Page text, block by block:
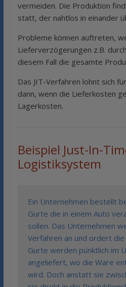
vermeiden. Die Produktion
statt, der nahtlos in einander
Probleme können auftreten,
Lieferverzögerungen z.B.
diesem Fall die gesamte
Das JIT-Verfahren lohnt sich
dann, wenn die Lieferkosten
Lagerkosten.
Beispiel Just-In-
Logistiksystem
Ein Unternehmen bestellt
Gurte die in einem Auto
sollen. Das Unternehmen
Verfahren an und ordert
Gurte werden pünktlich im
angeliefert, wo die Ware
wird. Doch anstatt sie